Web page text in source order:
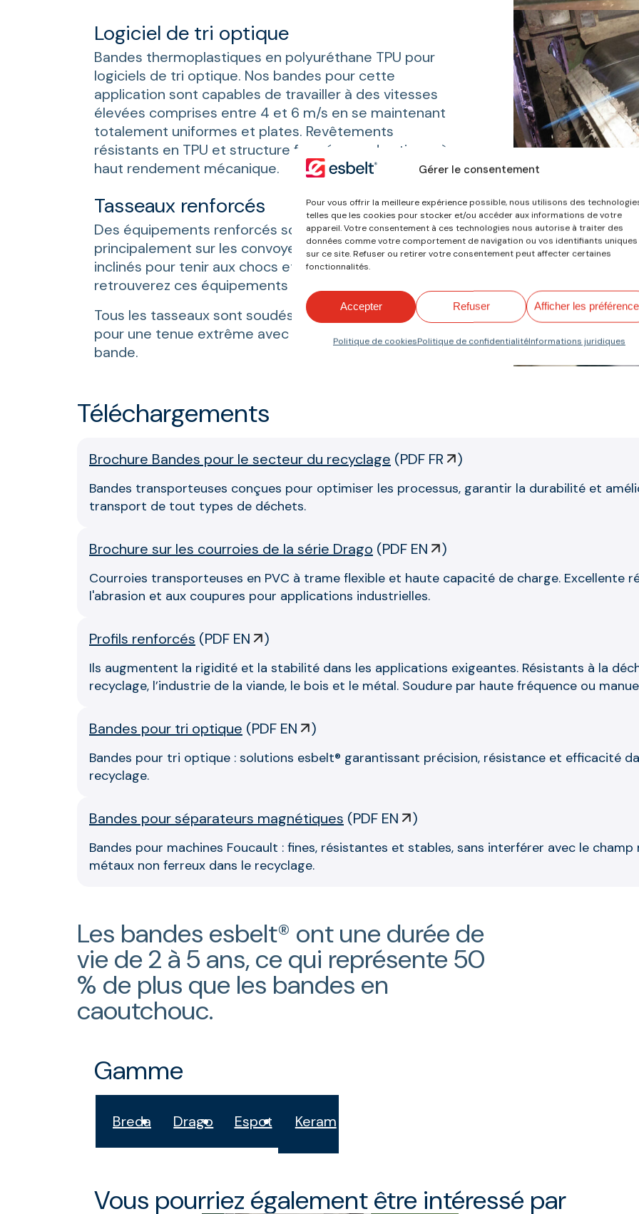
Gérer le consentement
Pour vous offrir la meilleure expérience possible, nous utilisons des
telles que les cookies pour stocker et/ou accéder aux informations de votre
appareil. Votre consentement à ces technologies nous autorise à traiter des
données comme votre comportement de navigation ou vos identifiants uniques
sur ce site. Refuser ou retirer votre consentement peut affecter certaines
fonctionnalités.
Accepter Refuser Afficher les
Politique de cookiesPolitique de confidentialitéInformations juridiques
Logiciel de tri optique
Bandes thermoplastiques en polyuréthane TPU pour
logiciels de tri optique. Nos bandes pour cette
application sont capables de travailler à des vitesses
élevées comprises entre 4 et 6 m/s en se maintenant
totalement uniformes et plates. Revêtements
résistants en TPU et structure formée par des tissus à
haut rendement mécanique.
Tasseaux renforcés
Des équipements renforcés sont utilisés
principalement sur les convoyeurs primaires aux plans
inclinés pour tenir aux chocs et à la déchirure. (vous
retrouverez ces équipements dans la rubrique profils).
Tous les tasseaux sont soudés par Haute Fréquence
pour une tenue extrême avec le revêtement de la
bande.
Téléchargements
Brochure Bandes pour le secteur du recyclage (PDF FR )
Bandes transporteuses conçues pour optimiser les processus, garantir la durabilité et
transport de tout types de déchets.
Brochure sur les courroies de la série Drago (PDF EN )
Courroies transporteuses en PVC à trame flexible et haute capacité de charge. Excellente
l'abrasion et aux coupures pour applications industrielles.
Profils renforcés (PDF EN )
Ils augmentent la rigidité et la stabilité dans les applications exigeantes. Résistants à la
recyclage, l’industrie de la viande, le bois et le métal. Soudure par haute fréquence ou
Bandes pour tri optique (PDF EN )
Bandes pour tri optique : solutions esbelt® garantissant précision, résistance et efficacité
recyclage.
Bandes pour séparateurs magnétiques (PDF EN )
Bandes pour machines Foucault : fines, résistantes et stables, sans interférer avec le
métaux non ferreux dans le recyclage.
Les bandes esbelt® ont une durée de
vie de 2 à 5 ans, ce qui représente 50
% de plus que les bandes en
caoutchouc.
Gamme
Breda Drago Espot Keram
Vous pourriez également être intéressé par